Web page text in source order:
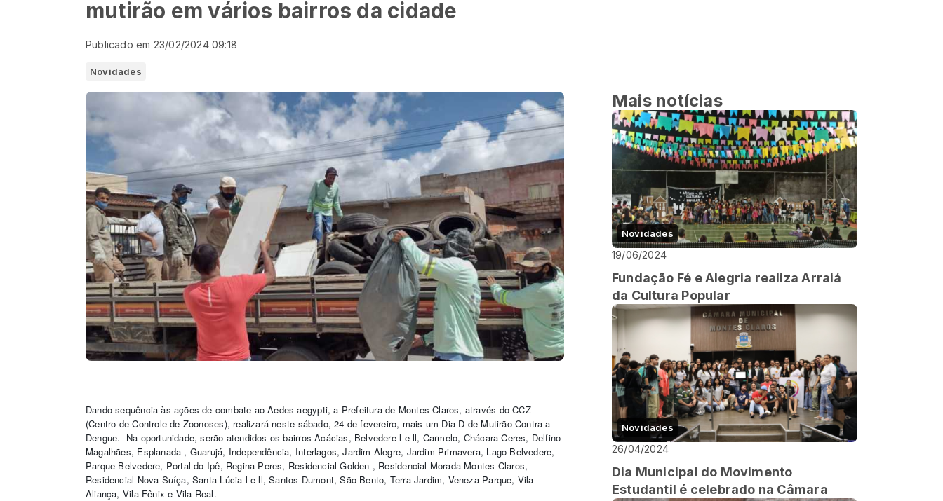
mutirão em vários bairros da cidade
Publicado em 23/02/2024 09:18
Novidades
Dando sequência às ações de combate ao Aedes aegypti, a Prefeitura de Montes Claros, através do CCZ
(Centro de Controle de Zoonoses), realizará neste sábado, 24 de fevereiro, mais um Dia D de Mutirão Contra a
Dengue. Na oportunidade, serão atendidos os bairros Acácias, Belvedere l e ll, Carmelo, Chácara Ceres, Delfino
Magalhães, Esplanada , Guarujá, Independência, Interlagos, Jardim Alegre, Jardim Primavera, Lago Belvedere,
Parque Belvedere, Portal do Ipê, Regina Peres, Residencial Golden , Residencial Morada Montes Claros,
Residencial Nova Suíça, Santa Lúcia l e ll, Santos Dumont, São Bento, Terra Jardim, Veneza Parque, Vila
Aliança, Vila Fênix e Vila Real.
Mais notícias
Novidades
19/06/2024
Fundação Fé e Alegria realiza Arraiá
da Cultura Popular
Novidades
26/04/2024
Dia Municipal do Movimento
Estudantil é celebrado na Câmara